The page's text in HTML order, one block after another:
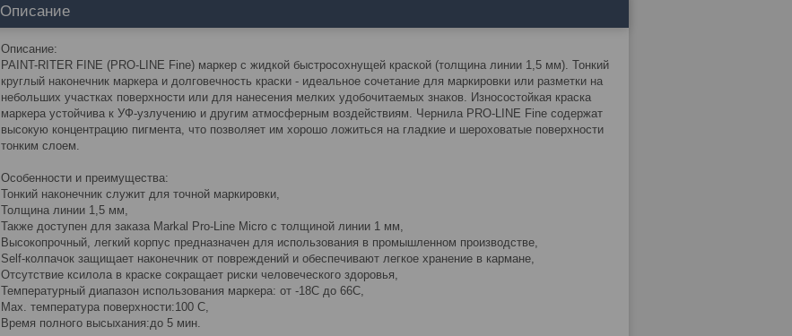
Описание
Описание:
PAINT-RITER FINE (PRO-LINE Fine) маркер с жидкой быстросохнущей краской (толщина линии 1,5 мм). Тонкий
круглый наконечник маркера и долговечность краски - идеальное сочетание для маркировки или разметки на
небольших участках поверхности или для нанесения мелких удобочитаемых знаков. Износостойкая краска
маркера устойчива к УФ-узлучению и другим атмосферным воздействиям. Чернила PRO-LINE Fine содержат
высокую концентрацию пигмента, что позволяет им хорошо ложиться на гладкие и шероховатые поверхности
тонким слоем.
Особенности и преимущества:
Тонкий наконечник служит для точной маркировки,
Толщина линии 1,5 мм,
Также доступен для заказа Markal Pro-Line Micro с толщиной линии 1 мм,
Высокопрочный, легкий корпус предназначен для использования в промышленном производстве,
Self-колпачок защищает наконечник от повреждений и обеспечивают легкое хранение в кармане,
Отсутствие ксилола в краске сокращает риски человеческого здоровья,
Температурный диапазон использования маркера: от -18C до 66C,
Max. температура поверхности:100 С,
Время полного высыхания:до 5 мин.